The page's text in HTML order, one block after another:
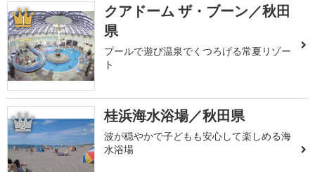
1
クアドーム ザ・ブーン／秋田
県
プールで遊び温泉でくつろげる常夏リゾー
ト
2 桂浜海水浴場／秋田県
波が穏やかで子どもも安心して楽しめる海
水浴場